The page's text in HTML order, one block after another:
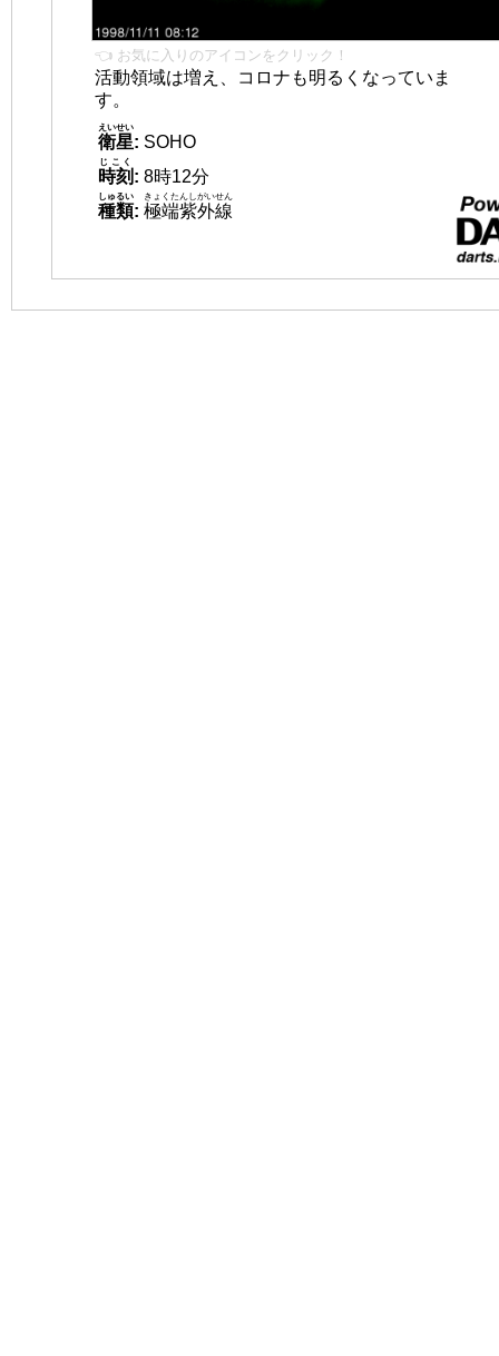
👈 お気に入りのアイコンをクリック！
活動領域は増え、コロナも明るくなっていま
す。
衛星
えいせい
: SOHO
時刻
じこく
: 8時12分
種類
しゅるい
: 極端紫外線
きょくたんしがいせん